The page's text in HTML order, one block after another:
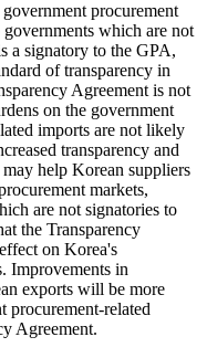
procurement
which are not
a signatory to the GPA,
of transparency in
Agreement is not
on the government
imports are not likely
transparency and
help Korean suppliers
markets,
are not signatories to
the Transparency
on Korea's
Improvements in
exports will be more
procurement-related
Agreement.